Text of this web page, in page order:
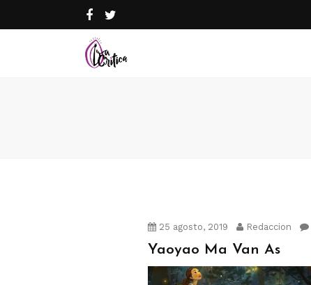
25 agosto, 2019 Redaccion
Yaoyao Ma Van As